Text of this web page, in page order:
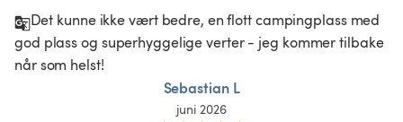
Det kunne ikke vært bedre, en flott campingplass med
god plass og superhyggelige verter - jeg kommer tilbake
når som helst!
Sebastian L
juni 2026